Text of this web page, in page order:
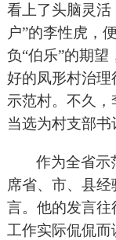
看上了头脑灵活
户”的李性虎，
负“伯乐”的期
好的凤形村治
示范村。不久
当选为村支部书
作为全省示
席省、市、县
言。他的发言
工作实际侃侃